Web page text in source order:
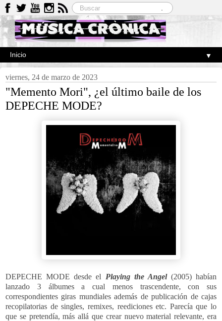
▼
viernes, 24 de marzo de 2023
"Memento Mori", ¿el último baile de los
DEPECHE MODE?
DEPECHE MODE desde el Playing the Angel(2005) habían
lanzado 3 álbumes a cual menos trascendente, con sus
correspondientes giras mundiales además de publicación de cajas
recopilatorias de singles, remixes, reediciones etc. Parecía que lo
que se pretendía, más allá que crear nuevo material relevante, era